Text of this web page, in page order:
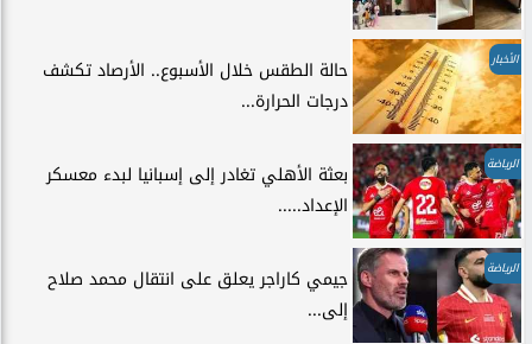
الأخبار
حالة الطقس خلال الأسبوع.. الأرصاد تكشف
درجات الحرارة...
الرياضة
بعثة الأهلي تغادر إلى إسبانيا لبدء معسكر
الإعداد.....
الرياضة
جيمي كاراجر يعلق على انتقال محمد صلاح
إلى...